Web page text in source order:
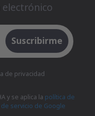
Suscribirme
de privacidad
y se aplica la política de
servicio de Google